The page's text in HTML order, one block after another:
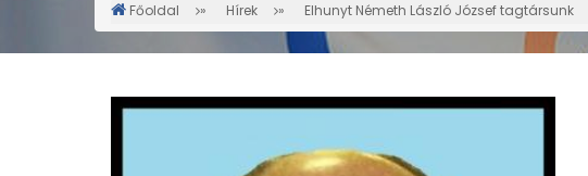
Morzsa
Főoldal Hírek Elhunyt Németh László József tagtársunk